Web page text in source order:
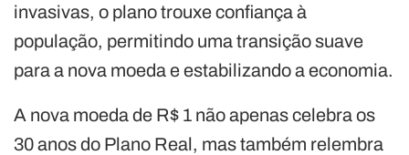
invasivas, o plano trouxe confiança à
população, permitindo uma transição suave
para a nova moeda e estabilizando a economia.
A nova moeda de R$ 1 não apenas celebra os
30 anos do Plano Real, mas também relembra